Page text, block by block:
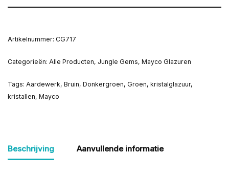
Artikelnummer: CG717
Categorieën: Alle Producten, Jungle Gems, Mayco Glazuren
Tags: Aardewerk, Bruin, Donkergroen, Groen, kristalglazuur,
kristallen, Mayco
Beschrijving Aanvullende informatie